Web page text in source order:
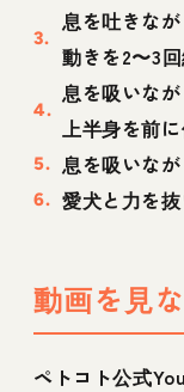
息を吐きな
動きを2〜3
息を吸いな
上半身を前
息を吸いな
愛犬と力を
動画を見
ペトコト公式